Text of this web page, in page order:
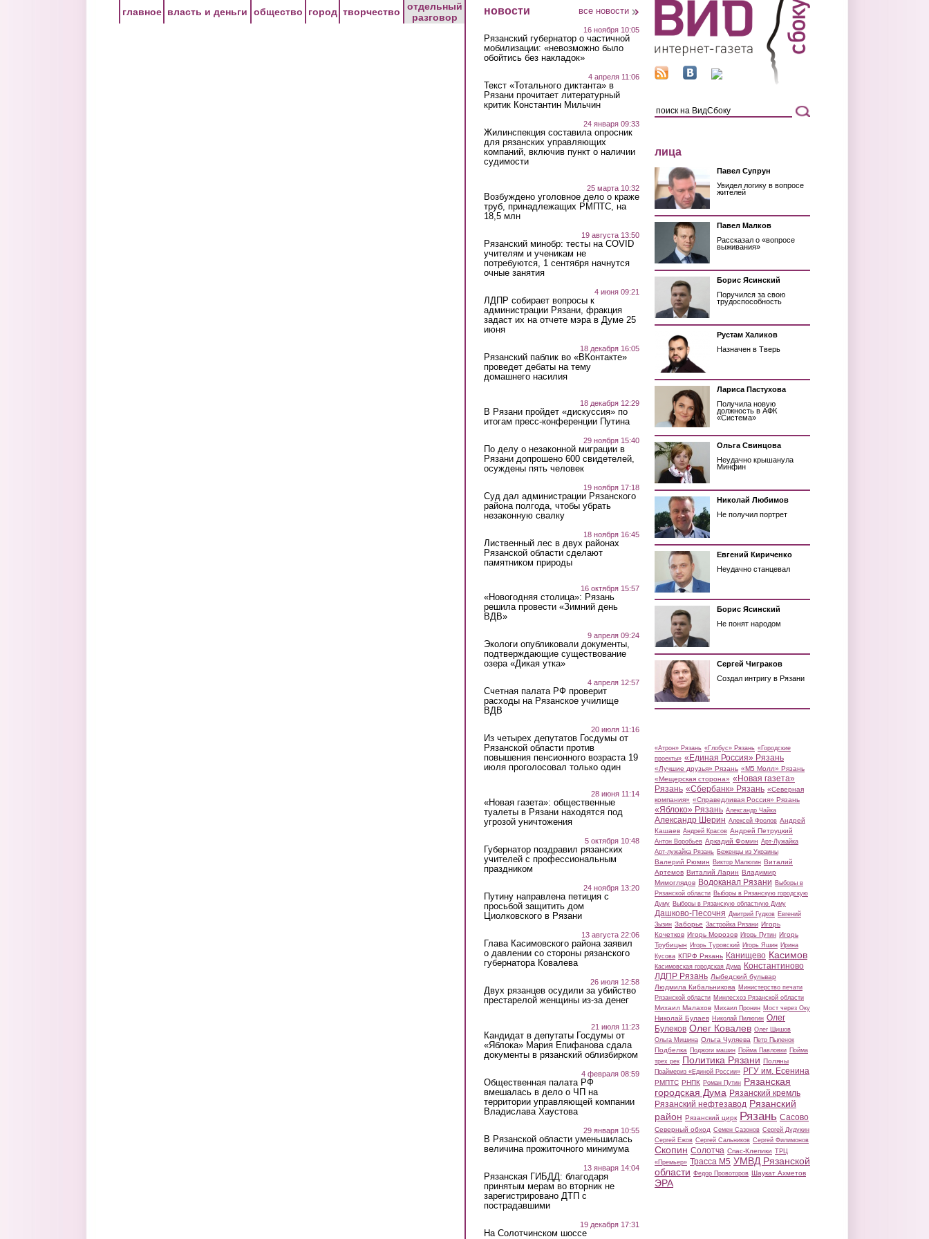
главное власть и деньги общество город творчество
отдельный
разговор
новости все новости
16 ноября 10:05
Рязанский губернатор о частичной
мобилизации: «невозможно было
обойтись без накладок»
4 апреля 11:06
Текст «Тотального диктанта» в
Рязани прочитает литературный
критик Константин Мильчин
24 января 09:33
Жилинспекция составила опросник
для рязанских управляющих
компаний, включив пункт о наличии
судимости
25 марта 10:32
Возбуждено уголовное дело о краже
труб, принадлежащих РМПТС, на
18,5 млн
19 августа 13:50
Рязанский минобр: тесты на COVID
учителям и ученикам не
потребуются, 1 сентября начнутся
очные занятия
4 июня 09:21
ЛДПР собирает вопросы к
администрации Рязани, фракция
задаст их на отчете мэра в Думе 25
июня
18 декабря 16:05
Рязанский паблик во «ВКонтакте»
проведет дебаты на тему
домашнего насилия
18 декабря 12:29
В Рязани пройдет «дискуссия» по
итогам пресс-конференции Путина
29 ноября 15:40
По делу о незаконной миграции в
Рязани допрошено 600 свидетелей,
осуждены пять человек
19 ноября 17:18
Суд дал администрации Рязанского
района полгода, чтобы убрать
незаконную свалку
18 ноября 16:45
Лиственный лес в двух районах
Рязанской области сделают
памятником природы
16 октября 15:57
«Новогодняя столица»: Рязань
решила провести «Зимний день
ВДВ»
9 апреля 09:24
Экологи опубликовали документы,
подтверждающие существование
озера «Дикая утка»
4 апреля 12:57
Счетная палата РФ проверит
расходы на Рязанское училище
ВДВ
20 июля 11:16
Из четырех депутатов Госдумы от
Рязанской области против
повышения пенсионного возраста 19
июля проголосовал только один
28 июня 11:14
«Новая газета»: общественные
туалеты в Рязани находятся под
угрозой уничтожения
5 октября 10:48
Губернатор поздравил рязанских
учителей с профессиональным
праздником
24 ноября 13:20
Путину направлена петиция с
просьбой защитить дом
Циолковского в Рязани
13 августа 22:06
Глава Касимовского района заявил
о давлении со стороны рязанского
губернатора Ковалева
26 июля 12:58
Двух рязанцев осудили за убийство
престарелой женщины из-за денег
21 июля 11:23
Кандидат в депутаты Госдумы от
«Яблока» Мария Епифанова сдала
документы в рязанский облизбирком
4 февраля 08:59
Общественная палата РФ
вмешалась в дело о ЧП на
территории управляющей компании
Владислава Хаустова
29 января 10:55
В Рязанской области уменьшилась
величина прожиточного минимума
13 января 14:04
Рязанская ГИБДД: благодаря
принятым мерам во вторник не
зарегистрировано ДТП с
пострадавшими
19 декабря 17:31
На Солотчинском шоссе
лица
Павел Супрун
Увидел логику в вопросе
жителей
Павел Малков
Рассказал о «вопросе
выживания»
Борис Ясинский
Поручился за свою
трудоспособность
Рустам Халиков
Назначен в Тверь
Лариса Пастухова
Получила новую
должность в АФК
«Система»
Ольга Свинцова
Неудачно крышанула
Минфин
Николай Любимов
Не получил портрет
Евгений Кириченко
Неудачно станцевал
Борис Ясинский
Не понят народом
Сергей Чиграков
Создал интригу в Рязани
«Атрон» Рязань «Глобус» Рязань «Городские
проекты» «Единая Россия» Рязань
«Лучшие друзья» Рязань «М5 Молл» Рязань
«Мещерская сторона» «Новая газета»
Рязань «Сбербанк» Рязань «Северная
компания» «Справедливая Россия» Рязань
«Яблоко» Рязань Александр Чайка
Александр Шерин Алексей Фролов Андрей
Кашаев Андрей Красов Андрей Петруцкий
Антон Воробьев Аркадий Фомин Арт-Лужайка
Арт-лужайка Рязань Беженцы из Украины
Валерий Рюмин Виктор Малюгин Виталий
Артемов Виталий Ларин Владимир
Мимоглядов Водоканал Рязани Выборы в
Рязанской области Выборы в Рязанскую городскую
Думу Выборы в Рязанскую областную Думу
Дашково-Песочня Дмитрий Гудков Евгений
Зызин Заборье Застройка Рязани Игорь
Кочетков Игорь Морозов Игорь Путин Игорь
Трубицын Игорь Туровский Игорь Яшин Ирина
Кусова КПРФ Рязань Канищево Касимов
Касимовская городская Дума Константиново
ЛДПР Рязань Лыбедский бульвар
Людмила Кибальникова Министерство печати
Рязанской области Минлесхоз Рязанской области
Михаил Малахов Михаил Пронин Мост через Оку
Николай Булаев Николай Пилюгин Олег
Булеков Олег Ковалев Олег Шишов
Ольга Мишина Ольга Чуляева Петр Пыленок
Подбелка Поджоги машин Пойма Павловки Пойма
трех рек Политика Рязани Поляны
Праймериз «Единой России» РГУ им. Есенина
РМПТС РНПК Роман Путин Рязанская
городская Дума Рязанский кремль
Рязанский нефтезавод Рязанский
район Рязанский цирк Рязань Сасово
Северный обход Семен Сазонов Сергей Дудукин
Сергей Ежов Сергей Сальников Сергей Филимонов
Скопин Солотча Спас-Клепики ТРЦ
«Премьер» Трасса М5 УМВД Рязанской
области Федор Провоторов Шаукат Ахметов
ЭРА